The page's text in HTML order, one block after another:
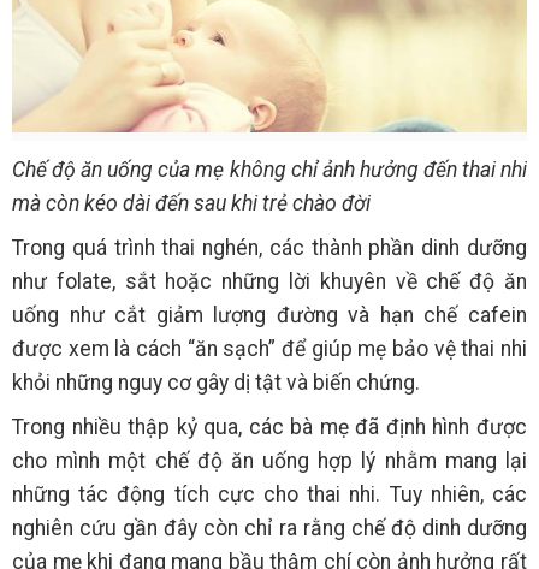
Chế độ ăn uống của mẹ không chỉ ảnh hưởng đến thai nhi
mà còn kéo dài đến sau khi trẻ chào đời
Trong quá trình thai nghén, các thành phần dinh dưỡng
như folate, sắt hoặc những lời khuyên về chế độ ăn
uống như cắt giảm lượng đường và hạn chế cafein
được xem là cách “ăn sạch” để giúp mẹ bảo vệ thai nhi
khỏi những nguy cơ gây dị tật và biến chứng.
Trong nhiều thập kỷ qua, các bà mẹ đã định hình được
cho mình một chế độ ăn uống hợp lý nhằm mang lại
những tác động tích cực cho thai nhi. Tuy nhiên, các
nghiên cứu gần đây còn chỉ ra rằng chế độ dinh dưỡng
của mẹ khi đang mang bầu thậm chí còn ảnh hưởng rất